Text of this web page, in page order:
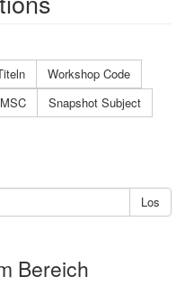
Workshop Code
MSC
Snapshot Subject
Los
Bereich